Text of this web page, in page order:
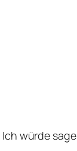
würde